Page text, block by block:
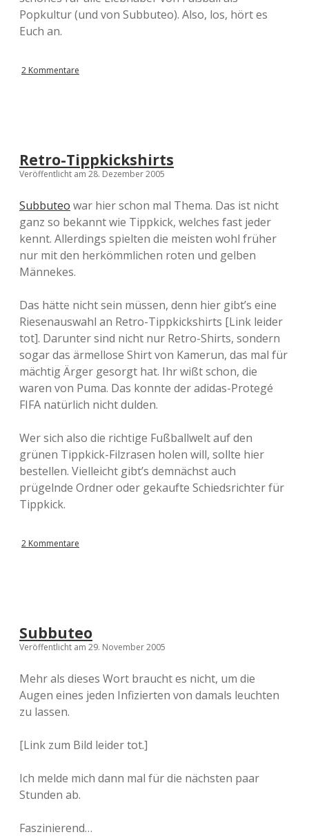
Popkultur (und von Subbuteo). Also, los, hört es
Euch an.
2 Kommentare
Retro-Tippkickshirts
Veröffentlicht am 28. Dezember 2005
Subbuteo war hier schon mal Thema. Das ist nicht
ganz so bekannt wie Tippkick, welches fast jeder
kennt. Allerdings spielten die meisten wohl früher
nur mit den herkömmlichen roten und gelben
Männekes.
Das hätte nicht sein müssen, denn hier gibt’s eine
Riesenauswahl an Retro-Tippkickshirts [Link leider
tot]. Darunter sind nicht nur Retro-Shirts, sondern
sogar das ärmellose Shirt von Kamerun, das mal für
mächtig Ärger gesorgt hat. Ihr wißt schon, die
waren von Puma. Das konnte der adidas-Protegé
FIFA natürlich nicht dulden.
Wer sich also die richtige Fußballwelt auf den
grünen Tippkick-Filzrasen holen will, sollte hier
bestellen. Vielleicht gibt’s demnächst auch
prügelnde Ordner oder gekaufte Schiedsrichter für
Tippkick.
2 Kommentare
Subbuteo
Veröffentlicht am 29. November 2005
Mehr als dieses Wort braucht es nicht, um die
Augen eines jeden Infizierten von damals leuchten
zu lassen.
[Link zum Bild leider tot.]
Ich melde mich dann mal für die nächsten paar
Stunden ab.
Faszinierend…